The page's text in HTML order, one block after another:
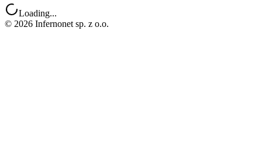
Loading...
© 2026 Infernonet sp. z o.o.